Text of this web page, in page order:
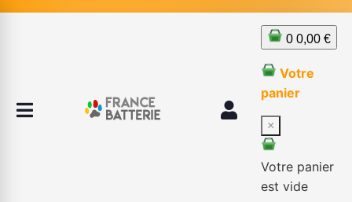
0 0,00 €
Votre
panier
×
Votre panier
est vide